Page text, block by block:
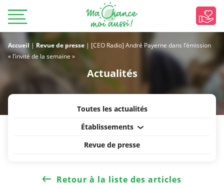
Accueil | Revue de presse | [CEO Radio] André Payerne dans l’émission
« l’invité de la semaine »
Actualités
Toutes les actualités
Établissements
Revue de presse
Retour à la liste des articles